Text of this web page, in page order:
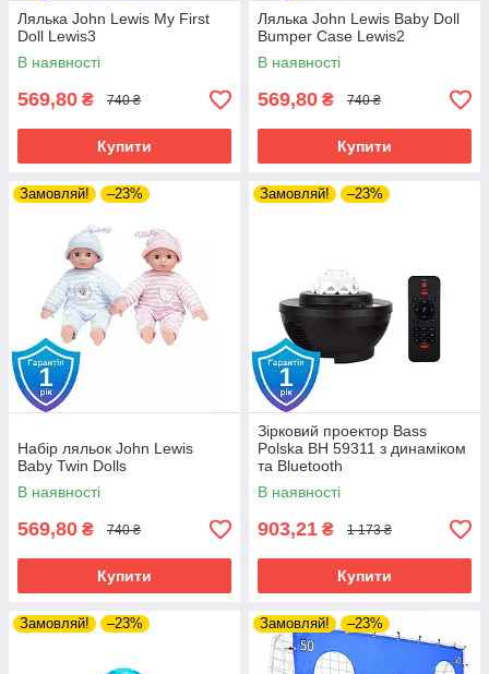
Лялька John Lewis My First
Doll Lewis3
В наявності
569,80 ₴ 740 ₴
Купити
Лялька John Lewis Baby Doll
Bumper Case Lewis2
В наявності
569,80 ₴ 740 ₴
Купити
Замовляй! –23%
Набір ляльок John Lewis
Baby Twin Dolls
В наявності
569,80 ₴ 740 ₴
Купити
Замовляй! –23%
Зірковий проектор Bass
Polska BH 59311 з динаміком
та Bluetooth
В наявності
903,21 ₴ 1 173 ₴
Купити
Замовляй! –23% Замовляй! –23%